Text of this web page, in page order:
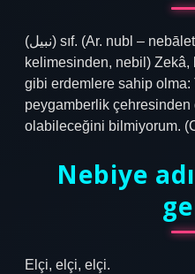
(ﻧﺒﻴﻞ) sıf. (Ar. nubl – nebālet, “şerefli ve yüce olmak”
kelimesinden, nebіl)
gibi erdemlere sahip olma:
peygamberlik
olabileceğini bilmiyorum.
Nebiye
Elçi, elçi, elçi.